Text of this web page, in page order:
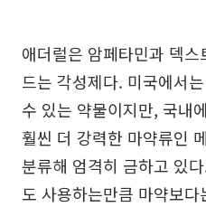
애더럴은 암페타민과 덱
드는 각성제다. 미국에서
수 있는 약물이지만, 국내
훨씬 더 강력한 마약류인
분류해 엄격히 금하고 있
도 사용하는만큼 마약보